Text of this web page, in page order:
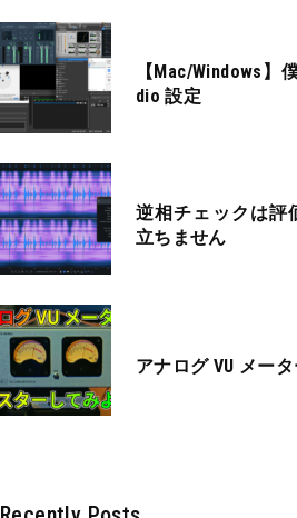
【Mac/Windows】
dio 設定
逆相チェックは評
立ちません
アナログ VU メー